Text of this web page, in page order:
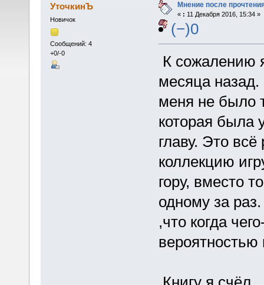
УточкинЪ
Новичок
Сообщений: 4
+0/-0
Мнение после
« : 11 Декабря 2016, 15:34 »
(−)0
К сожалению
месяца
меня не было
которая была
главу. Это
коллекцию
гору, вместо
одному за
,что когда